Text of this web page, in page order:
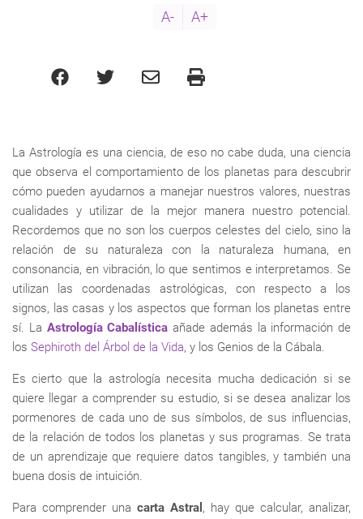
A- A+
La Astrología es una ciencia, de eso no cabe duda, una ciencia
que observa el comportamiento de los planetas para descubrir
cómo pueden ayudarnos a manejar nuestros valores, nuestras
cualidades y utilizar de la mejor manera nuestro potencial.
Recordemos que no son los cuerpos celestes del cielo, sino la
relación de su naturaleza con la naturaleza humana, en
consonancia, en vibración, lo que sentimos e interpretamos. Se
utilizan las coordenadas astrológicas, con respecto a los
signos, las casas y los aspectos que forman los planetas entre
sí. La Astrología Cabalística añade además la información de
los Sephiroth del Árbol de la Vida, y los Genios de la Cábala.
Es cierto que la astrología necesita mucha dedicación si se
quiere llegar a comprender su estudio, si se desea analizar los
pormenores de cada uno de sus símbolos, de sus influencias,
de la relación de todos los planetas y sus programas. Se trata
de un aprendizaje que requiere datos tangibles, y también una
buena dosis de intuición.
Para comprender una carta Astral , hay que calcular, analizar,